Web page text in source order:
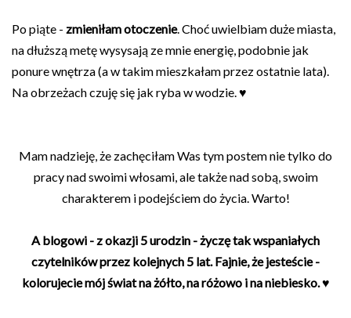
Po piąte - zmieniłam otoczenie. Choć uwielbiam duże miasta,
na dłuższą metę wysysają ze mnie energię, podobnie jak
ponure wnętrza (a w takim mieszkałam przez ostatnie lata).
Na obrzeżach czuję się jak ryba w wodzie. ♥
Mam nadzieję, że zachęciłam Was tym postem nie tylko do
pracy nad swoimi włosami, ale także nad sobą, swoim
charakterem i podejściem do życia. Warto!
A blogowi - z okazji 5 urodzin - życzę tak wspaniałych
czytelników przez kolejnych 5 lat. Fajnie, że jesteście -
kolorujecie mój świat na żółto, na różowo i na niebiesko. ♥